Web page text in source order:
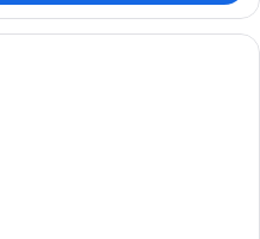
Seprai katun Mesir, seprai premium,